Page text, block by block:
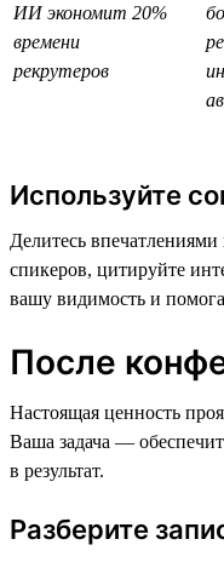
ИИ экономит 20%
времени
рекрутеров
Используйте
Делитесь
спикеров, цитируйте
вашу видимость и
После
Настоящая ценность
Ваша задача —
в результат.
Разберите